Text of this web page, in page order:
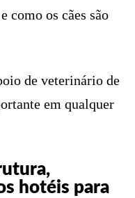
como os cães são
de veterinário de
em qualquer
hotéis para